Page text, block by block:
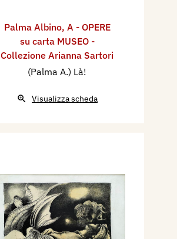
Palma Albino, A - OPERE
su carta MUSEO -
Collezione Arianna Sartori
(Palma A.) Là!
Visualizza scheda